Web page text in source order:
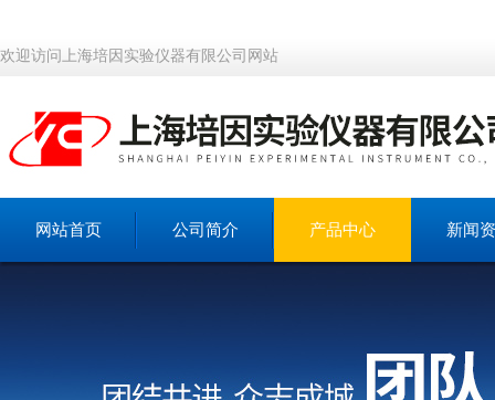
欢迎访问上海培因实验仪器有限公司网站
网站首页 公司简介 产品中心 新闻